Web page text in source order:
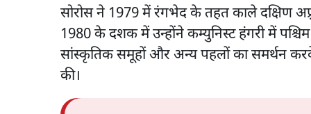
सोरोस ने 1979 में रंगभेद के तहत काले दक्षिण
1980 के दशक में उन्होंने कम्युनिस्ट हंगरी में
सांस्कृतिक समूहों और अन्य पहलों का समर्थन
की।